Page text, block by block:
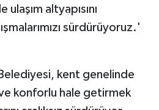
altyapısını
sürdürüyoruz.'
kent genelinde
ve konforlu hale getirmek